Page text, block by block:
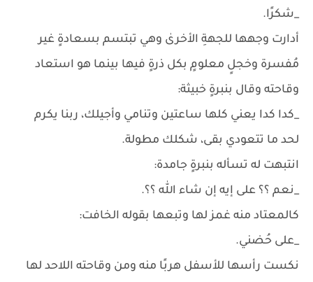
_شكرًا.
أدارت وجهها للجهةِ الأخرىٰ وهي تبتسم بسعادةٍ غير
مُفسرة وخجلٍ معلومٍ بكل ذرةٍ فيها بينما هو استعاد
وقاحته وقال بنبرةٍ خبيثة:
_كدا كدا يعني كلها ساعتين وتنامي وأجيلك، ربنا يكرم
لحد ما تتعودي بقى، شكلك مطولة.
انتبهت له تسأله بنبرةٍ جامدة:
_نعم ؟؟ على إيه إن شاء الله ؟؟.
كالمعتاد منه غمز لها وتبعها بقوله الخافت:
_على حُضني.
نكست رأسها للأسفل هربًا منه ومن وقاحته اللاحد لها